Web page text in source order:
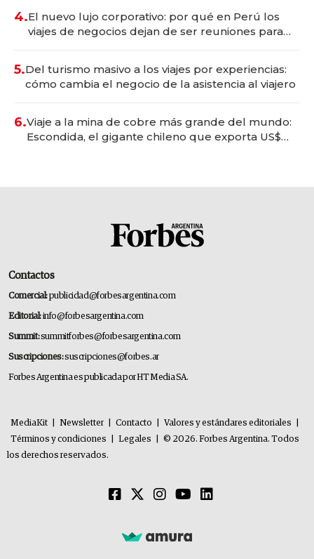
4.El nuevo lujo corporativo: por qué en Perú los
viajes de negocios dejan de ser reuniones para
5.Del turismo masivo a los viajes por experiencias:
cómo cambia el negocio de la asistencia al viajero
6.Viaje a la mina de cobre más grande del mundo:
Escondida, el gigante chileno que exporta US$
Contactos
Comercial:publicidad@forbesargentina.com
Editorial:info@forbesargentina.com
Summit:summitforbes@forbesargentina.com
Suscripciones:suscripciones@forbes.ar
Forbes Argentina es publicada por HT Media SA.
MediaKit Newsletter Contacto Valores y estándares editoriales
Términos y condiciones
Legales
© 2026. Forbes Argentina. Todos
los derechos reservados.